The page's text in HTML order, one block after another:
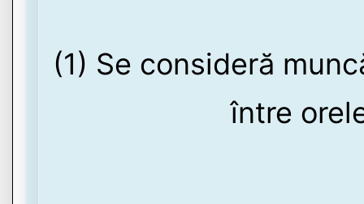
(1) Se consideră
între